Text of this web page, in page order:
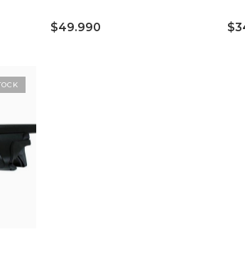
$49.990